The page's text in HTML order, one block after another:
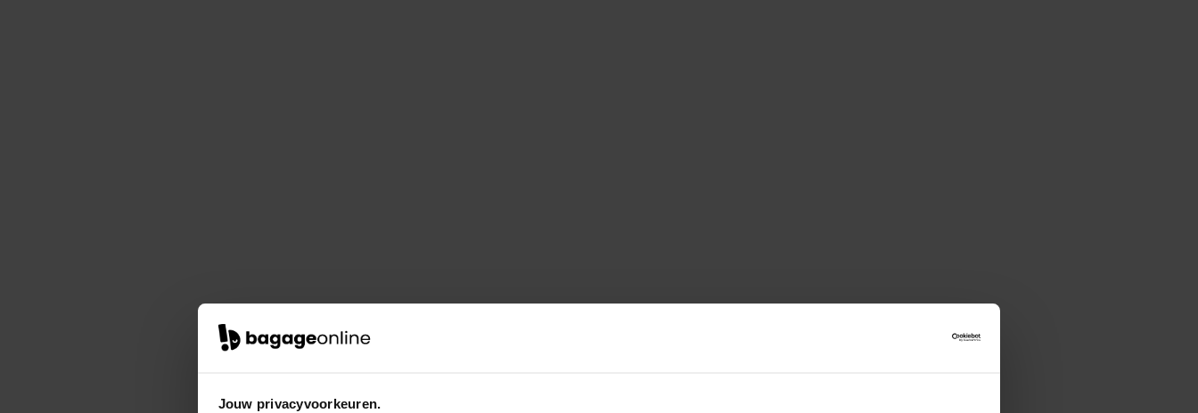
Jouw privacyvoorkeuren.